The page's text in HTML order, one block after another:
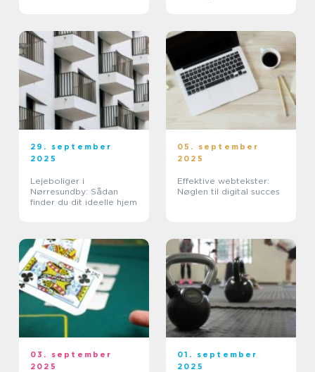
29. september
2025
Lejeboliger i
Nørresundby: Sådan
finder du dit ideelle hjem
05. september
2025
Effektive webtekster:
Nøglen til digital succes
03. september
2025
01. september
2025